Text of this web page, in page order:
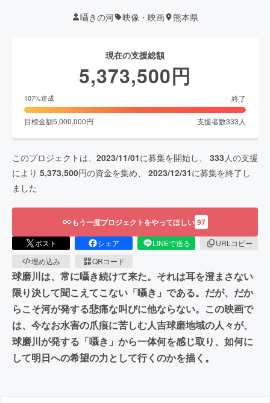
囁きの河 映像・映画 熊本県
現在の支援総額
5,373,500円
107%達成 終了
目標金額5,000,000円 支援者数333 人
このプロジェクトは、 2023/11/01に募集を開始し、 333 人の支援
により 5,373,500円の資金を集め、 2023/12/31に募集を終了し
ました
もう一度プロジェクトをやってほしい 97
ポスト シェア LINEで送る
URLコピー
埋め込み
QRコード
球磨川は、常に囁き続けて来た。それは耳を澄まさない
限り決して聞こえてこない「囁き」である。だが、だか
らこそ河が発する悲痛な叫びに他ならない。この映画で
は、今なお水害の爪痕に苦しむ人吉球磨地域の人々が、
球磨川が発する「囁き」から一体何を感じ取り、如何に
して明日への希望の力として行くのかを描く。